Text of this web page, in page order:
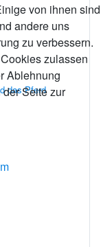
das Pferd
von ihnen sind
andere uns
zu verbessern.
zulassen
Ablehnung
Seite zur